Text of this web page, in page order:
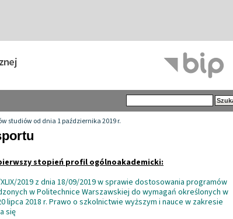
studiów od dnia 1 października 2019 r.
stopień profil ogólnoakademicki:
XLIX/2019 z dnia 18/09/2019 w sprawie dostosowania programów
w Politechnice Warszawskiej do wymagań określonych w
lipca 2018 r. Prawo o szkolnictwie wyższym i nauce w zakresie
się